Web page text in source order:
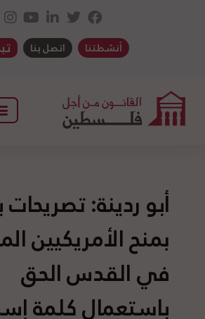
أنشطتنا اتصل بنا
أبو ردينة:
بمنح الأمريكيين
في القدس الحق
باستعمال كلمة